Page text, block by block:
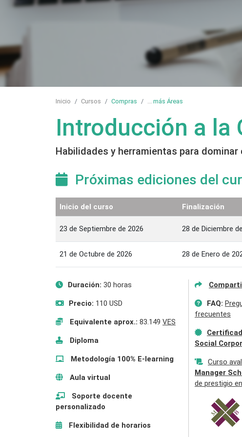
Inicio Cursos Compras más Áreas
Introducción a la
Habilidades y herramientas para
Próximas ediciones del
Inicio del curso Finalización
23 de Septiembre de 2026 28 de Diciembre
21 de Octubre de 2026 28 de Enero de
Duración: 30 horas
Precio: 110 USD
Equivalente aprox.: 83.149 VES
Diploma
Metodología 100% E-learning
Aula virtual
Soporte docente
personalizado
Flexibilidad de horarios
FAQ:
frecuentes
Social
Curso
Manager
de prestigio